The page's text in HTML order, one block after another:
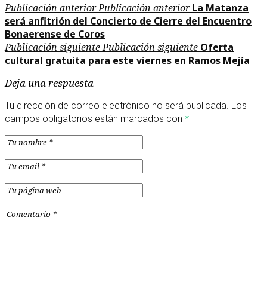
Publicación anteriorPublicación anterior La Matanza
será anfitrión del Concierto de Cierre del Encuentro
Bonaerense de Coros
Publicación siguientePublicación siguiente Oferta
cultural gratuita para este viernes en Ramos Mejía
Deja una respuesta
Tu dirección de correo electrónico no será publicada. Los
campos obligatorios están marcados con *